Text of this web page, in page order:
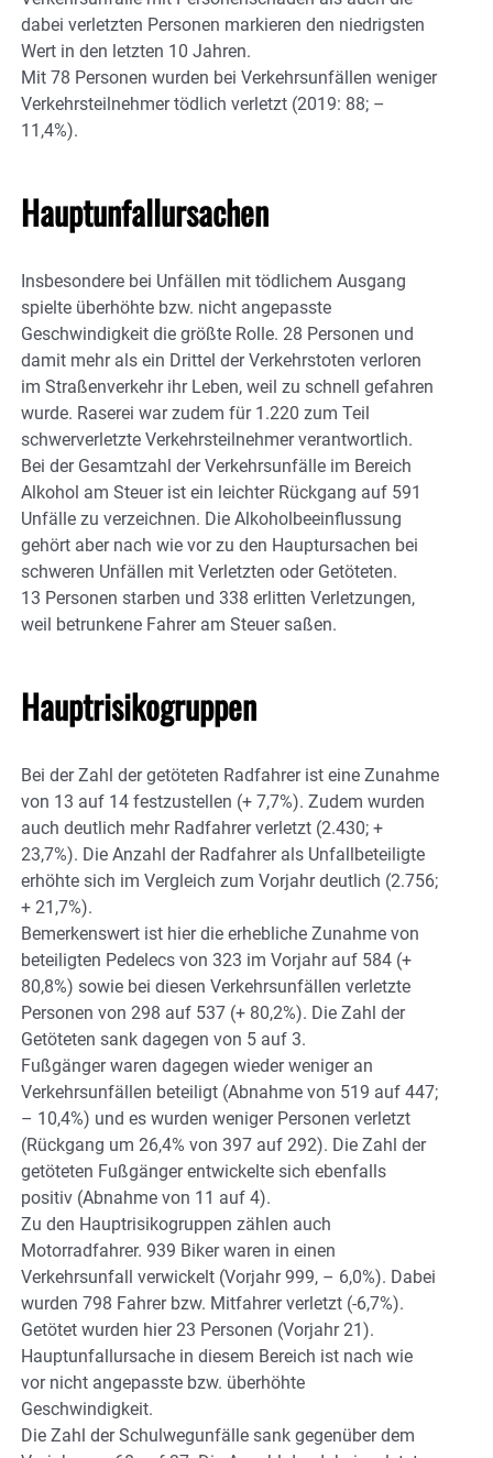
dabei verletzten Personen markieren den niedrigsten
Wert in den letzten 10 Jahren.
Mit 78 Personen wurden bei Verkehrsunfällen weniger
Verkehrsteilnehmer tödlich verletzt (2019: 88; –
11,4%).
Hauptunfallursachen
Insbesondere bei Unfällen mit tödlichem Ausgang
spielte überhöhte bzw. nicht angepasste
Geschwindigkeit die größte Rolle. 28 Personen und
damit mehr als ein Drittel der Verkehrstoten verloren
im Straßenverkehr ihr Leben, weil zu schnell gefahren
wurde. Raserei war zudem für 1.220 zum Teil
schwerverletzte Verkehrsteilnehmer verantwortlich.
Bei der Gesamtzahl der Verkehrsunfälle im Bereich
Alkohol am Steuer ist ein leichter Rückgang auf 591
Unfälle zu verzeichnen. Die Alkoholbeeinflussung
gehört aber nach wie vor zu den Hauptursachen bei
schweren Unfällen mit Verletzten oder Getöteten.
13 Personen starben und 338 erlitten Verletzungen,
weil betrunkene Fahrer am Steuer saßen.
Hauptrisikogruppen
Bei der Zahl der getöteten Radfahrer ist eine Zunahme
von 13 auf 14 festzustellen (+ 7,7%). Zudem wurden
auch deutlich mehr Radfahrer verletzt (2.430; +
23,7%). Die Anzahl der Radfahrer als Unfallbeteiligte
erhöhte sich im Vergleich zum Vorjahr deutlich (2.756;
+ 21,7%).
Bemerkenswert ist hier die erhebliche Zunahme von
beteiligten Pedelecs von 323 im Vorjahr auf 584 (+
80,8%) sowie bei diesen Verkehrsunfällen verletzte
Personen von 298 auf 537 (+ 80,2%). Die Zahl der
Getöteten sank dagegen von 5 auf 3.
Fußgänger waren dagegen wieder weniger an
Verkehrsunfällen beteiligt (Abnahme von 519 auf 447;
– 10,4%) und es wurden weniger Personen verletzt
(Rückgang um 26,4% von 397 auf 292). Die Zahl der
getöteten Fußgänger entwickelte sich ebenfalls
positiv (Abnahme von 11 auf 4).
Zu den Hauptrisikogruppen zählen auch
Motorradfahrer. 939 Biker waren in einen
Verkehrsunfall verwickelt (Vorjahr 999, – 6,0%). Dabei
wurden 798 Fahrer bzw. Mitfahrer verletzt (-6,7%).
Getötet wurden hier 23 Personen (Vorjahr 21).
Hauptunfallursache in diesem Bereich ist nach wie
vor nicht angepasste bzw. überhöhte
Geschwindigkeit.
Die Zahl der Schulwegunfälle sank gegenüber dem